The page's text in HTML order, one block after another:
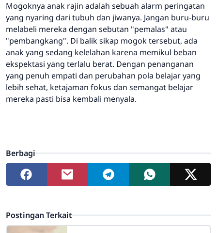
Mogoknya anak rajin adalah sebuah alarm peringatan
yang nyaring dari tubuh dan jiwanya. Jangan buru-buru
melabeli mereka dengan sebutan "pemalas" atau
"pembangkang". Di balik sikap mogok tersebut, ada
anak yang sedang kelelahan karena memikul beban
ekspektasi yang terlalu berat. Dengan penanganan
yang penuh empati dan perubahan pola belajar yang
lebih sehat, ketajaman fokus dan semangat belajar
mereka pasti bisa kembali menyala.
Berbagi
Postingan Terkait